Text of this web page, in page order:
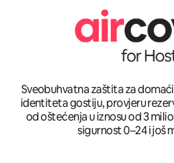
Sveobuhvatna zaštita za
identiteta gostiju, provjeru
od oštećenja u iznosu od 3
sigurnost 0–24 i još